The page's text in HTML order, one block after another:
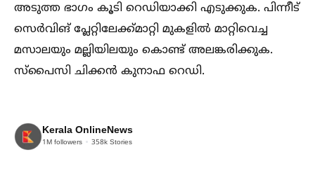
അടുത്ത ഭാഗം കൂടി റെഡിയാക്കി എടുക്കുക. പിന്നീട്
സെർവിങ് പ്ലേറ്റിലേക്ക്മാറ്റി മുകളില്‍ മാറ്റിവെച്ച
മസാലയും മല്ലിയിലയും കൊണ്ട് അലങ്കരിക്കുക.
സ്‌പൈസി ചിക്കൻ കുനാഫ റെഡി.
Kerala OnlineNews
1M followers 358k Stories